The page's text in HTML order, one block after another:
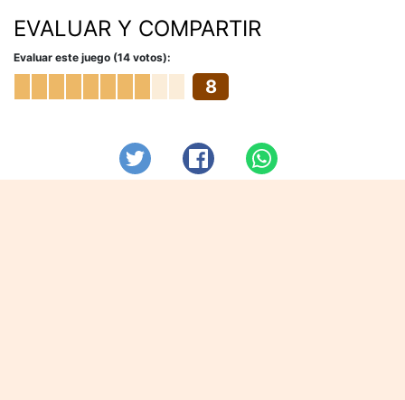
EVALUAR Y COMPARTIR
Evaluar este juego (14 votos):
8